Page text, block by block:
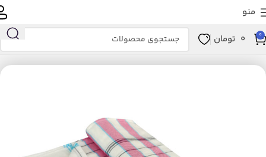
منو
0
0 تومان
خانه خانه و آشپزخانه خواب پتو